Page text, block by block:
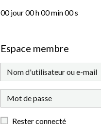
00jour00h00min00s
Espace membre
Rester connecté